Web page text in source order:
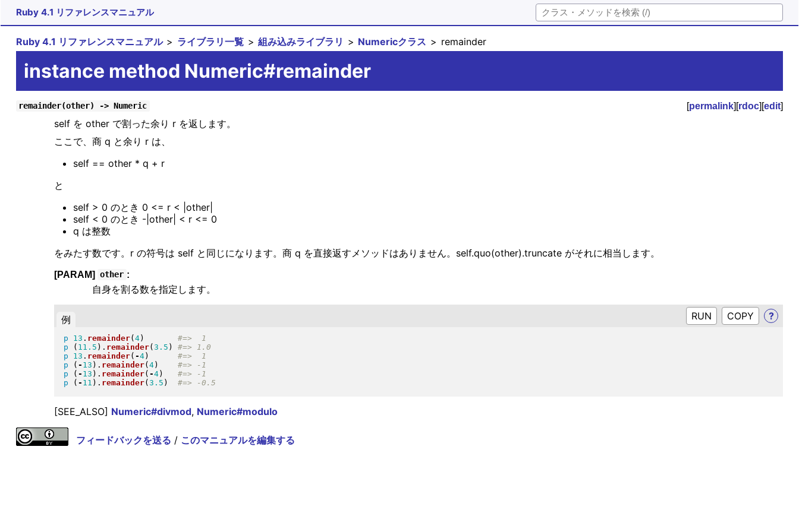
Ruby 4.1 リファレンスマニュアル
Ruby 4.1 リファレンスマニュアル ライブラリ一覧 組み込みライブラリ Numericクラス remainder
instance method Numeric#remainder
remainder(other) -> Numeric [permalink][rdoc][edit]
self を other で割った余り r を返します。
ここで、商 q と余り r は、
self == other * q + r
と
self > 0 のとき 0 <= r < |other|
self < 0 のとき -|other| < r <= 0
q は整数
をみたす数です。r の符号は self と同じになります。商 q を直接返すメソッドはありません。self.quo(other).truncate がそれに相当します。
[PARAM] other :
自身を割る数を指定します。
例 RUN ?
p 13 . remainder( 4)
p
( 11.5 ) . remainder( 3.5 )
p
13 . remainder( -4)
p
( - 13 ) . remainder( 4)
p
( - 13 ) . remainder( -4)
p
( - 11 ) . remainder( 3.5 )
[SEE_ALSO] Numeric#divmod, Numeric#modulo
フィードバックを送る / このマニュアルを編集する